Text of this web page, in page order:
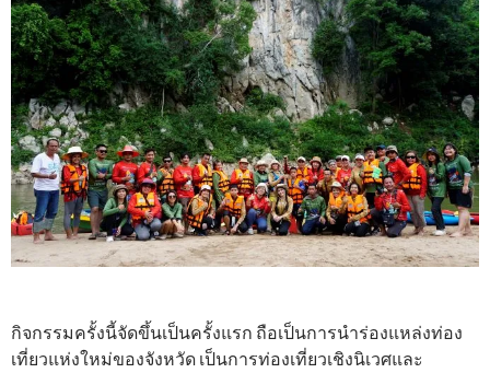
กิจกรรมครั้งนี้จัดขึ้นเป็นครั้งแรก ถือเป็นการนำร่องแหล่งท่อง
เที่ยวแห่งใหม่ของจังหวัด เป็นการท่องเที่ยวเชิงนิเวศและ